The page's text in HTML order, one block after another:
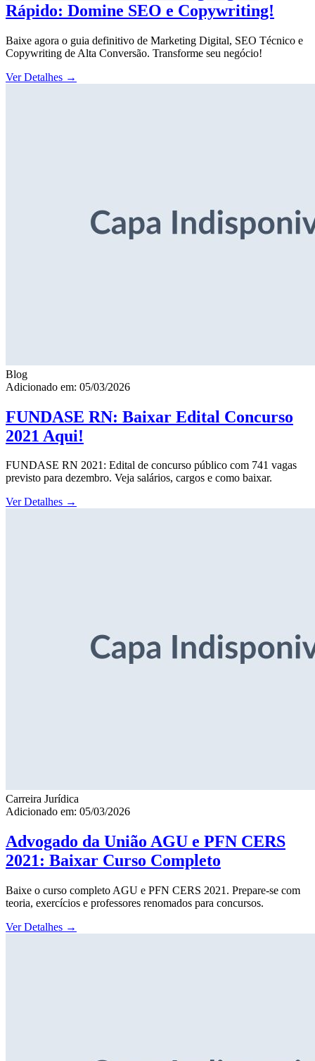
Rápido: Domine SEO e Copywriting!
Baixe agora o guia definitivo de Marketing Digital, SEO Técnico e
Copywriting de Alta Conversão. Transforme seu negócio!
Ver Detalhes →
Blog
Adicionado em: 05/03/2026
FUNDASE RN: Baixar Edital Concurso
2021 Aqui!
FUNDASE RN 2021: Edital de concurso público com 741 vagas
previsto para dezembro. Veja salários, cargos e como baixar.
Ver Detalhes →
Carreira Jurídica
Adicionado em: 05/03/2026
Advogado da União AGU e PFN CERS
2021: Baixar Curso Completo
Baixe o curso completo AGU e PFN CERS 2021. Prepare-se com
teoria, exercícios e professores renomados para concursos.
Ver Detalhes →